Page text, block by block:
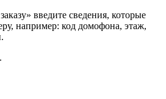
введите сведения, которые
например: код домофона, этаж,